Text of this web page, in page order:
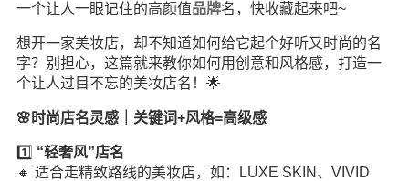
一个让人一眼记住的高颜值品牌名，快收藏起来吧~
想开一家美妆店，却不知道如何给它起个好听又时尚的名
字？别担心，这篇就来教你如何用创意和风格感，打造一
个让人过目不忘的美妆店名！🌟
🌸时尚店名灵感｜关键词+风格=高级感
1️⃣ “轻奢风”店名
🔸 适合走精致路线的美妆店，如：LUXE SKIN、VIVID